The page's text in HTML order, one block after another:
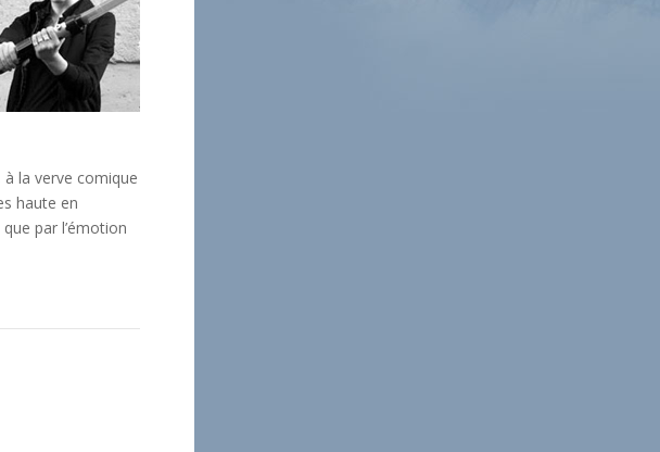
la verve comique
haute en
par l’émotion